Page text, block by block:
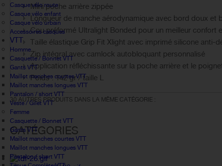
Casque vélo route
Casque vélo enfant
Casque vélo urbain
Accessoires casques
VTT
Homme
Casquette / Bonnet VTT
Gants VTT
Maillot manches courtes VTT
Maillot manches longues VTT
Pantalon / short VTT
Veste / Gilet VTT
Femme
Casquette / Bonnet VTT
Gants VTT
Maillot manches courtes VTT
Maillot manches longues VTT
Pantalon / short VTT
Mini poche arrière zippée
Longueur de manche aérodynamique avec bord doux et
Cou préformé Ultralight Bonded pour un meilleur
Taille élastique Grip Fit Xlight avec imprimé silicone anti-
Zip intégral avec camlock autobloquant personnalisé
Application réfléchissante sur la poche arrière et le
Poids : 142 gr / taille L
30 AUTRES PRODUITS DANS LA MÊME CATÉGORIE :
CATÉGORIES